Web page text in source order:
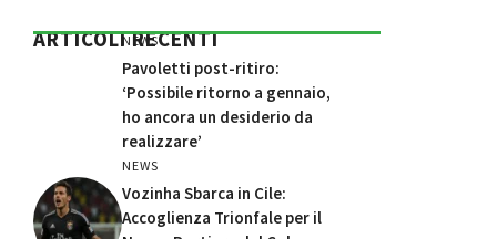
ARTICOLI RECENTI
NEWS
Pavoletti post-ritiro:
‘Possibile ritorno a gennaio,
ho ancora un desiderio da
realizzare’
NEWS
Vozinha Sbarca in Cile:
Accoglienza Trionfale per il